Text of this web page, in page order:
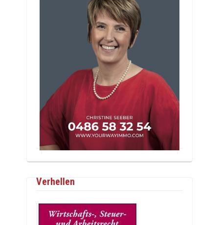
Verhellen